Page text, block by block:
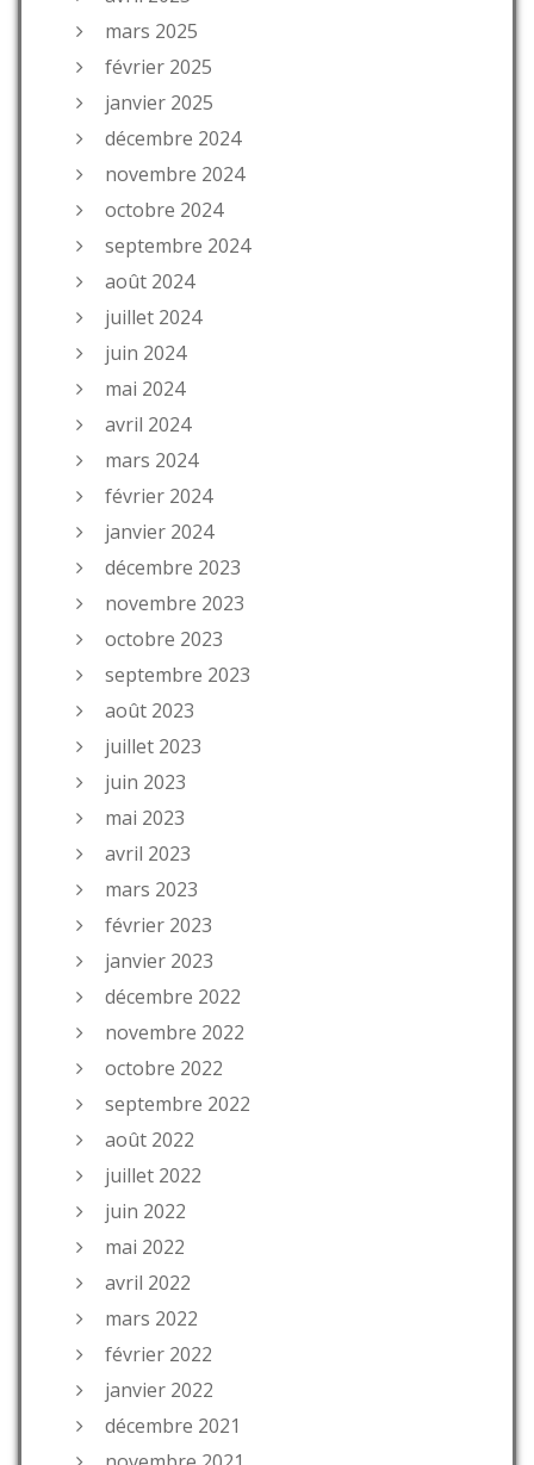
mars 2025
février 2025
janvier 2025
décembre 2024
novembre 2024
octobre 2024
septembre 2024
août 2024
juillet 2024
juin 2024
mai 2024
avril 2024
mars 2024
février 2024
janvier 2024
décembre 2023
novembre 2023
octobre 2023
septembre 2023
août 2023
juillet 2023
juin 2023
mai 2023
avril 2023
mars 2023
février 2023
janvier 2023
décembre 2022
novembre 2022
octobre 2022
septembre 2022
août 2022
juillet 2022
juin 2022
mai 2022
avril 2022
mars 2022
février 2022
janvier 2022
décembre 2021